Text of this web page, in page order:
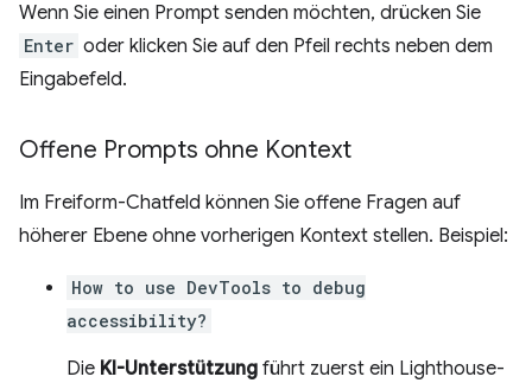
Wenn Sie einen Prompt senden möchten, drücken Sie
Enter oder klicken Sie auf den Pfeil rechts neben dem
Eingabefeld.
Offene Prompts ohne Kontext
Im Freiform-Chatfeld können Sie offene Fragen auf
höherer Ebene ohne vorherigen Kontext stellen. Beispiel:
How to use DevTools to debug
accessibility?
Die KI-Unterstützung führt zuerst ein Lighthouse-